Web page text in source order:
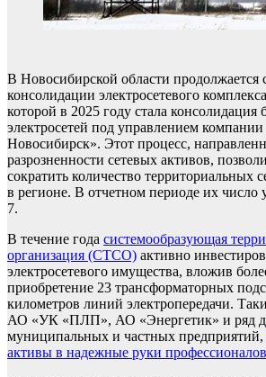
В Новосибирской области продолжается
консолидации электросетевого
которой в 2025 году стала консолидация
электросетей под управлением компании
Новосибирск». Этот процесс,
разрозненности сетевых активов,
сократить количество территориальных
в регионе. В отчетном периоде их число
7.
В течение года системообразующая
организация (СТСО) активно
электросетевого имущества, вложив
приобретение 23 трансформаторных
километров линий электропередачи.
АО «УК «ПЛП», АО «Энергетик» и ряд
муниципальных и частных предприятий,
активы в надежные руки профессионалов